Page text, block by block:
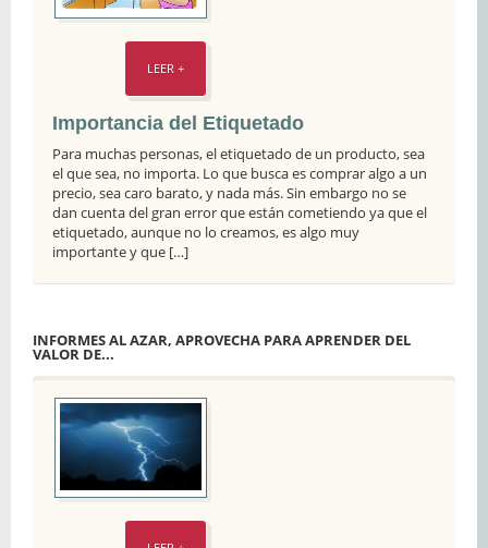
LEER +
Importancia del Etiquetado
Para muchas personas, el etiquetado de un producto, sea
el que sea, no importa. Lo que busca es comprar algo a un
precio, sea caro barato, y nada más. Sin embargo no se
dan cuenta del gran error que están cometiendo ya que el
etiquetado, aunque no lo creamos, es algo muy
importante y que […]
INFORMES AL AZAR, APROVECHA PARA APRENDER DEL
VALOR DE...